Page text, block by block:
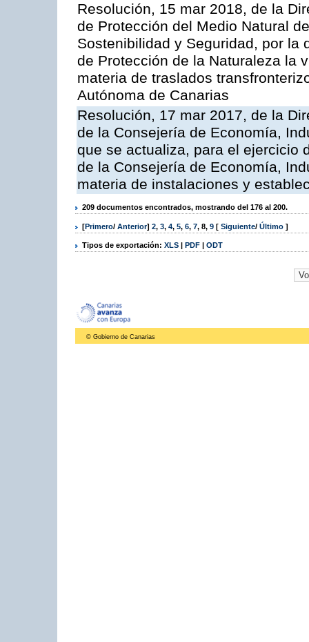
Resolución, 15 mar 2018, de la
de Protección del Medio Natural
Sostenibilidad y Seguridad, por la
de Protección de la Naturaleza la
materia de traslados
Autónoma de Canarias
Resolución, 17 mar 2017, de la
de la Consejería de Economía,
que se actualiza, para el ejercicio
de la Consejería de Economía,
materia de instalaciones y
209 documentos encontrados, mostrando del 176 al 200.
[Primero/ Anterior] 2, 3, 4, 5, 6, 7, 8, 9 [ Siguiente/ Último ]
Tipos de exportación: XLS | PDF | ODT
© Gobierno de Canarias